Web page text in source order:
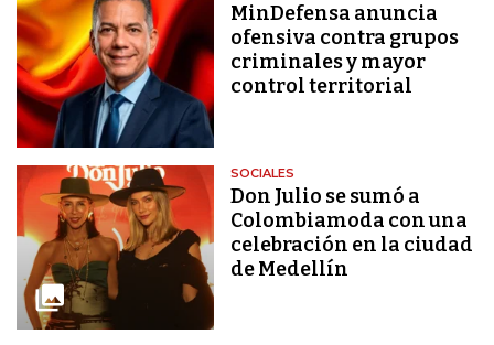
MinDefensa anuncia
ofensiva contra grupos
criminales y mayor
control territorial
SOCIALES
Don Julio se sumó a
Colombiamoda con una
celebración en la ciudad
de Medellín